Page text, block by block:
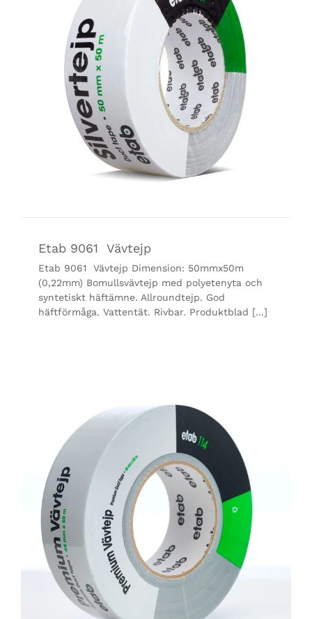
Etab 9061 Vävtejp
Etab 9061 Vävtejp Dimension: 50mmx50m
(0,22mm) Bomullsvävtejp med polyetenyta och
syntetiskt häftämne. Allroundtejp. God
häftförmåga. Vattentät. Rivbar. Produktblad [...]